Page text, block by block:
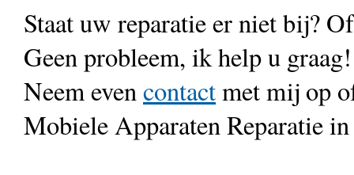
Staat uw reparatie er niet bij?
Geen probleem, ik help u graag!
Neem evencontactmet mij op
Mobiele Apparaten Reparatie